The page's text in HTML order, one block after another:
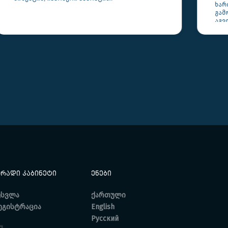
ხარისხს ამცირებს, მაგრამ ოპერაციის შიშის
ᲙᲐᲑᲘᲜᲔᲢᲘ ᲔᲜᲔᲑᲘ
ქართული
English
Русский